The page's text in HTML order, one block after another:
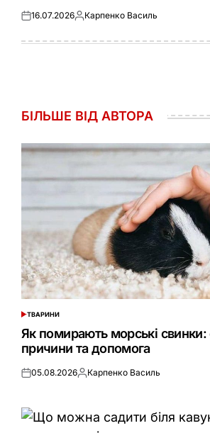
Оприлюднено
16.07.2026Опубліковано
Карпенко Василь
БІЛЬШЕ ВІД АВТОРА
ОПУБЛІКУВАТИ
ТВАРИНИ
Як помирають морські свинки:
причини та допомога
Оприлюднено
05.08.2026Опубліковано
Карпенко Василь